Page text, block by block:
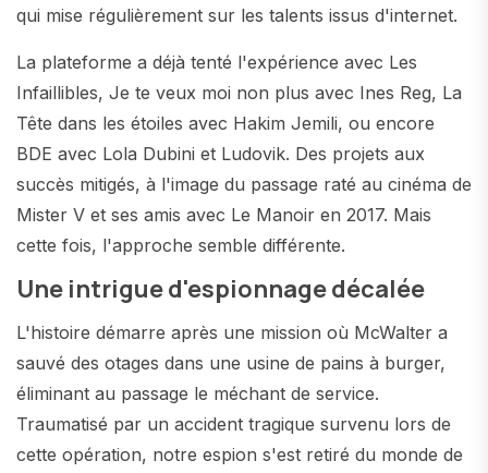
qui mise régulièrement sur les talents issus d'internet.
La plateforme a déjà tenté l'expérience avec Les
Infaillibles, Je te veux moi non plus avec Ines Reg, La
Tête dans les étoiles avec Hakim Jemili, ou encore
BDE avec Lola Dubini et Ludovik. Des projets aux
succès mitigés, à l'image du passage raté au cinéma de
Mister V et ses amis avec Le Manoir en 2017. Mais
cette fois, l'approche semble différente.
Une intrigue d'espionnage décalée
L'histoire démarre après une mission où McWalter a
sauvé des otages dans une usine de pains à burger,
éliminant au passage le méchant de service.
Traumatisé par un accident tragique survenu lors de
cette opération, notre espion s'est retiré du monde de